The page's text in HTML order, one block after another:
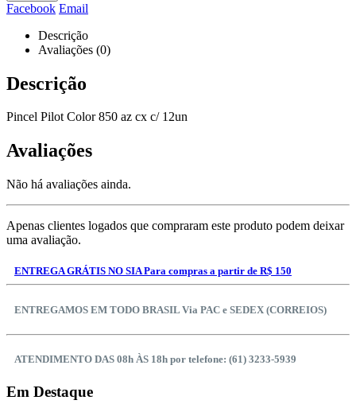
Facebook Email
Descrição
Avaliações (0)
Descrição
Pincel Pilot Color 850 az cx c/ 12un
Avaliações
Não há avaliações ainda.
Apenas clientes logados que compraram este produto podem deixar
uma avaliação.
ENTREGA GRÁTIS NO SIA Para compras a partir de R$ 150
ENTREGAMOS EM TODO BRASIL Via PAC e SEDEX (CORREIOS)
ATENDIMENTO DAS 08h ÀS 18h por telefone: (61) 3233-5939
Em Destaque